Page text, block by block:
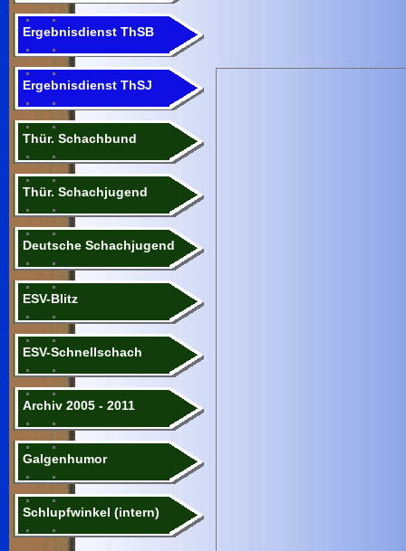
Ergebnisdienst ThSB
Ergebnisdienst ThSJ
Thür. Schachbund
Thür. Schachjugend
Deutsche Schachjugend
ESV-Blitz
ESV-Schnellschach
Archiv 2005 - 2011
Galgenhumor
Schlupfwinkel (intern)